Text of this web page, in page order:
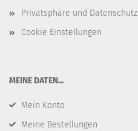
Privatsphäre und Datenschutz
Cookie Einstellungen
​MEINE DATEN...
Mein Konto
Meine Bestellungen